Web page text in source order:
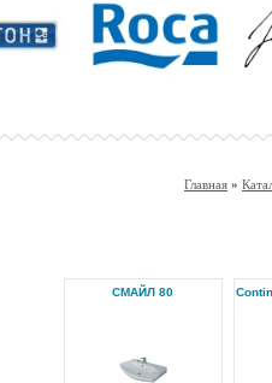
Главная »
СМАЙЛ 80